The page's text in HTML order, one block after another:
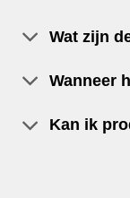
Wat zijn
Wanneer
Kan ik